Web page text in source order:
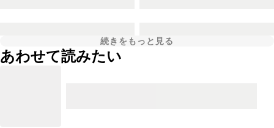
続きをもっと見る
あわせて読みたい